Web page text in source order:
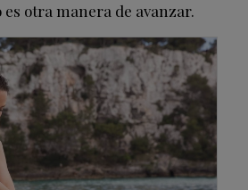
otra manera de avanzar.